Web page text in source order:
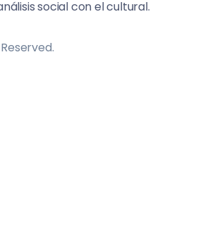
social con el cultural.